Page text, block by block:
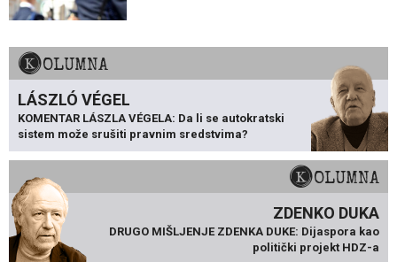
KOLUMNA
LÁSZLÓ VÉGEL
KOMENTAR LÁSZLA VÉGELA: Da li se autokratski
sistem može srušiti pravnim sredstvima?
KOLUMNA
ZDENKO DUKA
DRUGO MIŠLJENJE ZDENKA DUKE: Dijaspora kao
politički projekt HDZ-a